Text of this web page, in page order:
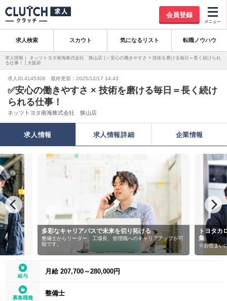
会員登録
求人検索 スカウト 気になるリスト 転職ノウハウ
求人情報｜ ネッツトヨタ南海株式会社 狭山店 | ✅安心の働きやすさ × 技術を磨ける毎日＝長く続けられ
る仕事！ | 大阪府
求人ID.4145306 最終更新：2025/12/17 14:43
✅安心の働きやすさ × 技術を磨ける毎日＝長く続け
られる仕事！
ネッツトヨタ南海株式会社 狭山店
求人情報 求人情報詳細 企業情報
多彩なキャリアパスで未来を切り拓ける
整備士からリーダー、工場長、管理職へのキャリアアップが可
能です。
トヨタカ
集
※お住まい
給与
月給 207,700～280,000円
募集職種
整備士